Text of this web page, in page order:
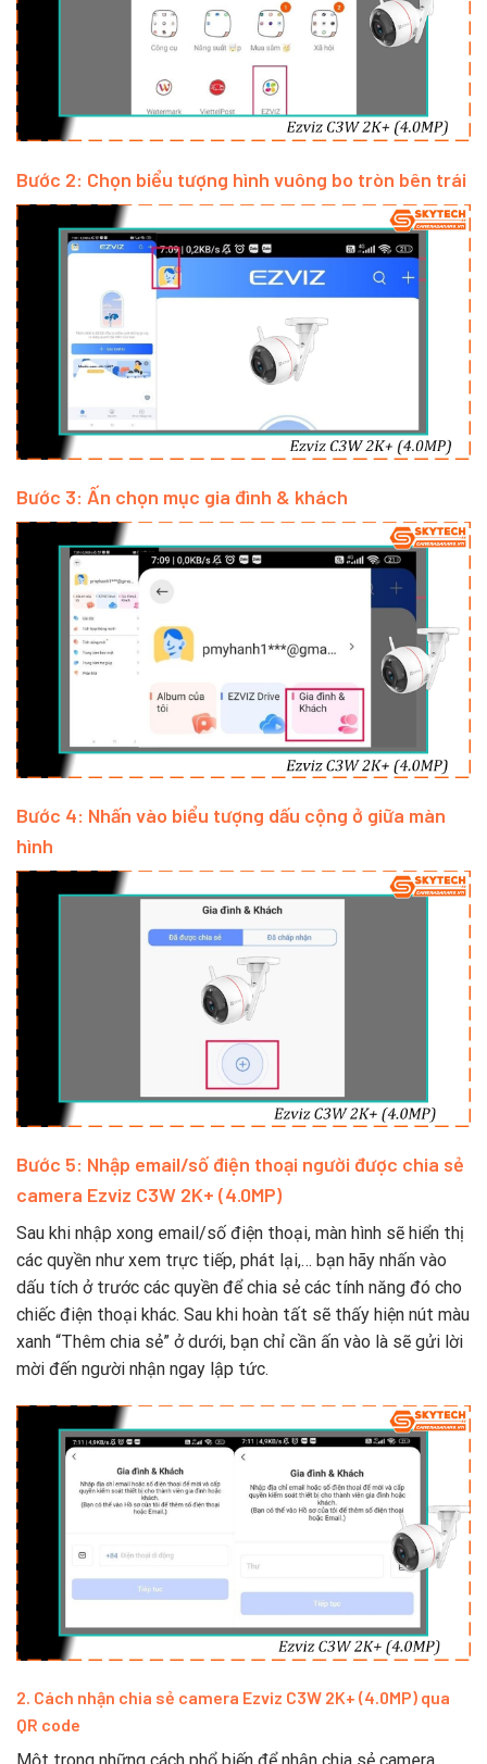
Bước 2: Chọn biểu tượng hình vuông bo tròn bên trái
Bước 3: Ấn chọn mục gia đình & khách
Bước 4: Nhấn vào biểu tượng dấu cộng ở giữa màn
hình
Bước 5: Nhập email/số điện thoại người được chia sẻ
camera Ezviz C3W 2K+ (4.0MP)
Sau khi nhập xong email/số điện thoại, màn hình sẽ hiển thị
các quyền như xem trực tiếp, phát lại,… bạn hãy nhấn vào
dấu tích ở trước các quyền để chia sẻ các tính năng đó cho
chiếc điện thoại khác. Sau khi hoàn tất sẽ thấy hiện nút màu
xanh “Thêm chia sẻ” ở dưới, bạn chỉ cần ấn vào là sẽ gửi lời
mời đến người nhận ngay lập tức.
2. Cách nhận chia sẻ camera Ezviz C3W 2K+ (4.0MP) qua
QR code